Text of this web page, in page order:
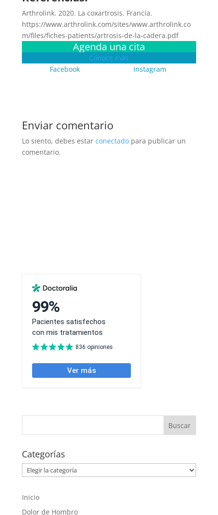
Arthrolink. 2020. La coxartrosis. Francia.
https://www.arthrolink.com/sites/www.arthrolink.co
m/files/fiches-patients/artrosis-de-la-cadera.pdf
Agenda una cita
Conoce más
Facebook
Instagram
Enviar comentario
Lo siento, debes estar conectadopara publicar un
comentario.
Categorías
Categorías
Inicio
Dolor de Hombro